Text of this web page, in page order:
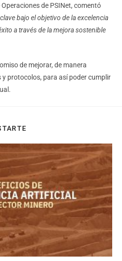
de PSINet, comentó
bajo el objetivo de la excelencia
a través de la mejora sostenible
de mejorar, de manera
protocolos, para así poder cumplir